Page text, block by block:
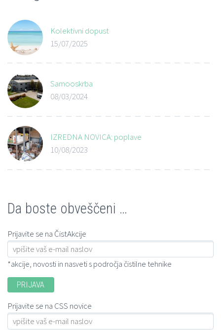
Kolektivni dopust
15/07/2025
Samooskrba
08/03/2024
IZREDNA NOVICA: poplave
10/08/2023
Da boste obveščeni …
Prijavite se na ČistAkcije
*akcije, novosti in nasveti s področja čistilne tehnike
Prijavite se na CSS novice